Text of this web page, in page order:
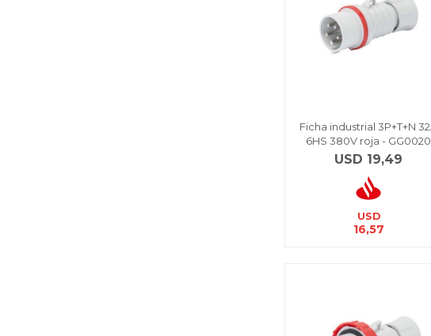
Ficha industrial 3P+T+N
6HS 380V roja - GG0020
USD 19,49
USD
16,57